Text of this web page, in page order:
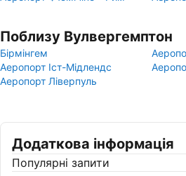
Поблизу Вулвергемптон
Бірмінгем
Аеропорт Іст-Мідлендс
Аеропорт Ліверпуль
Додаткова інформація
Популярні запити